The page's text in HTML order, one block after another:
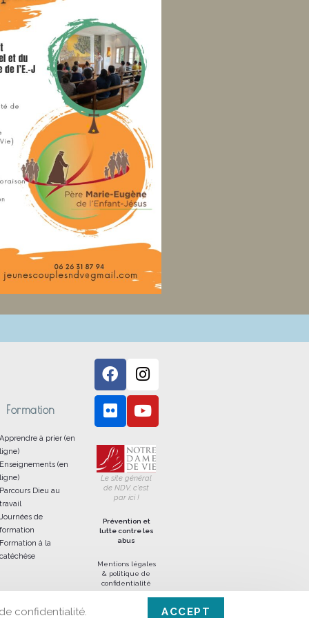
Formation
Apprendre à prier (en
ligne)
Enseignements (en
ligne)
Parcours Dieu au
travail
Journées de
formation
Formation à la
catéchèse
Le site général
de NDV, c'est
par ici !
Prévention et
lutte contre les
abus
Mentions légales
& politique de
confidentialité
confidentialité. ACCEPT